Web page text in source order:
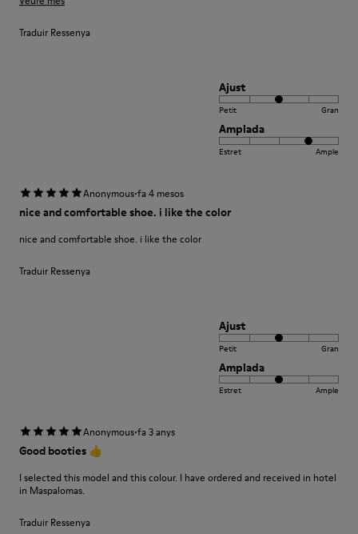
Traduir Ressenya
Ajust
Petit Gran
Amplada
Estret Ample
Anonymous·fa 4 mesos
nice and comfortable shoe. i like the color
nice and comfortable shoe. i like the color
Traduir Ressenya
Ajust
Petit Gran
Amplada
Estret Ample
Anonymous·fa 3 anys
Good booties 👍
I selected this model and this colour. I have ordered and received in hotel
in Maspalomas.
Traduir Ressenya